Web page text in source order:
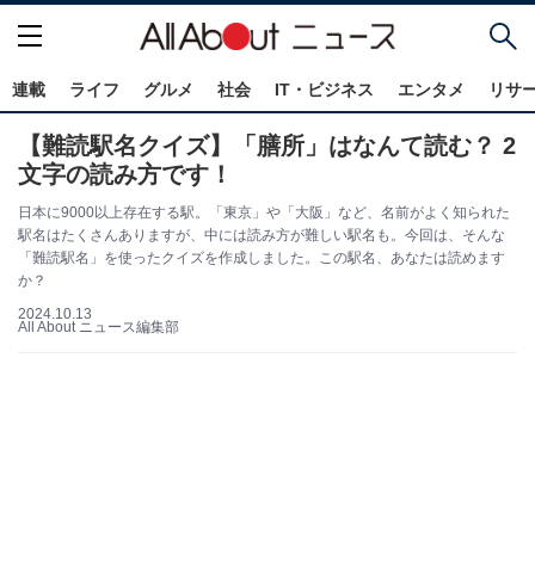
連載 ライフ グルメ 社会 IT・ビジネス エンタメ リサ
【難読駅名クイズ】「膳所」はなんて読む？ 2
文字の読み方です！
日本に9000以上存在する駅。「東京」や「大阪」など、名前がよく知られた
駅名はたくさんありますが、中には読み方が難しい駅名も。今回は、そんな
「難読駅名」を使ったクイズを作成しました。この駅名、あなたは読めます
か？
2024.10.13
All About ニュース編集部